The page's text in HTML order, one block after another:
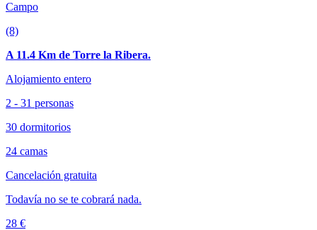
Campo
(8)
A 11.4 Km de Torre la Ribera.
Alojamiento entero
2 - 31 personas
30 dormitorios
24 camas
Cancelación gratuita
Todavía no se te cobrará nada.
28 €